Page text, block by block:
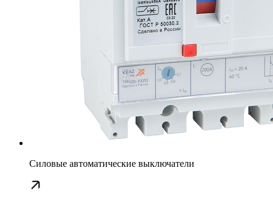
Силовые автоматические выключатели